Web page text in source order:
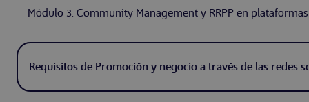
Módulo 3: Community Management y RRPP en
Requisitos de Promoción y negocio a través de las redes